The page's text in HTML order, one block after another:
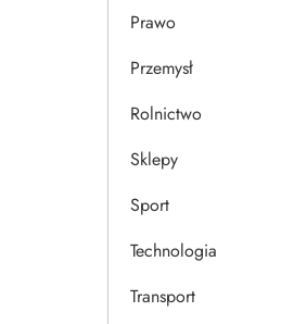
Prawo
Przemysł
Rolnictwo
Sklepy
Sport
Technologia
Transport